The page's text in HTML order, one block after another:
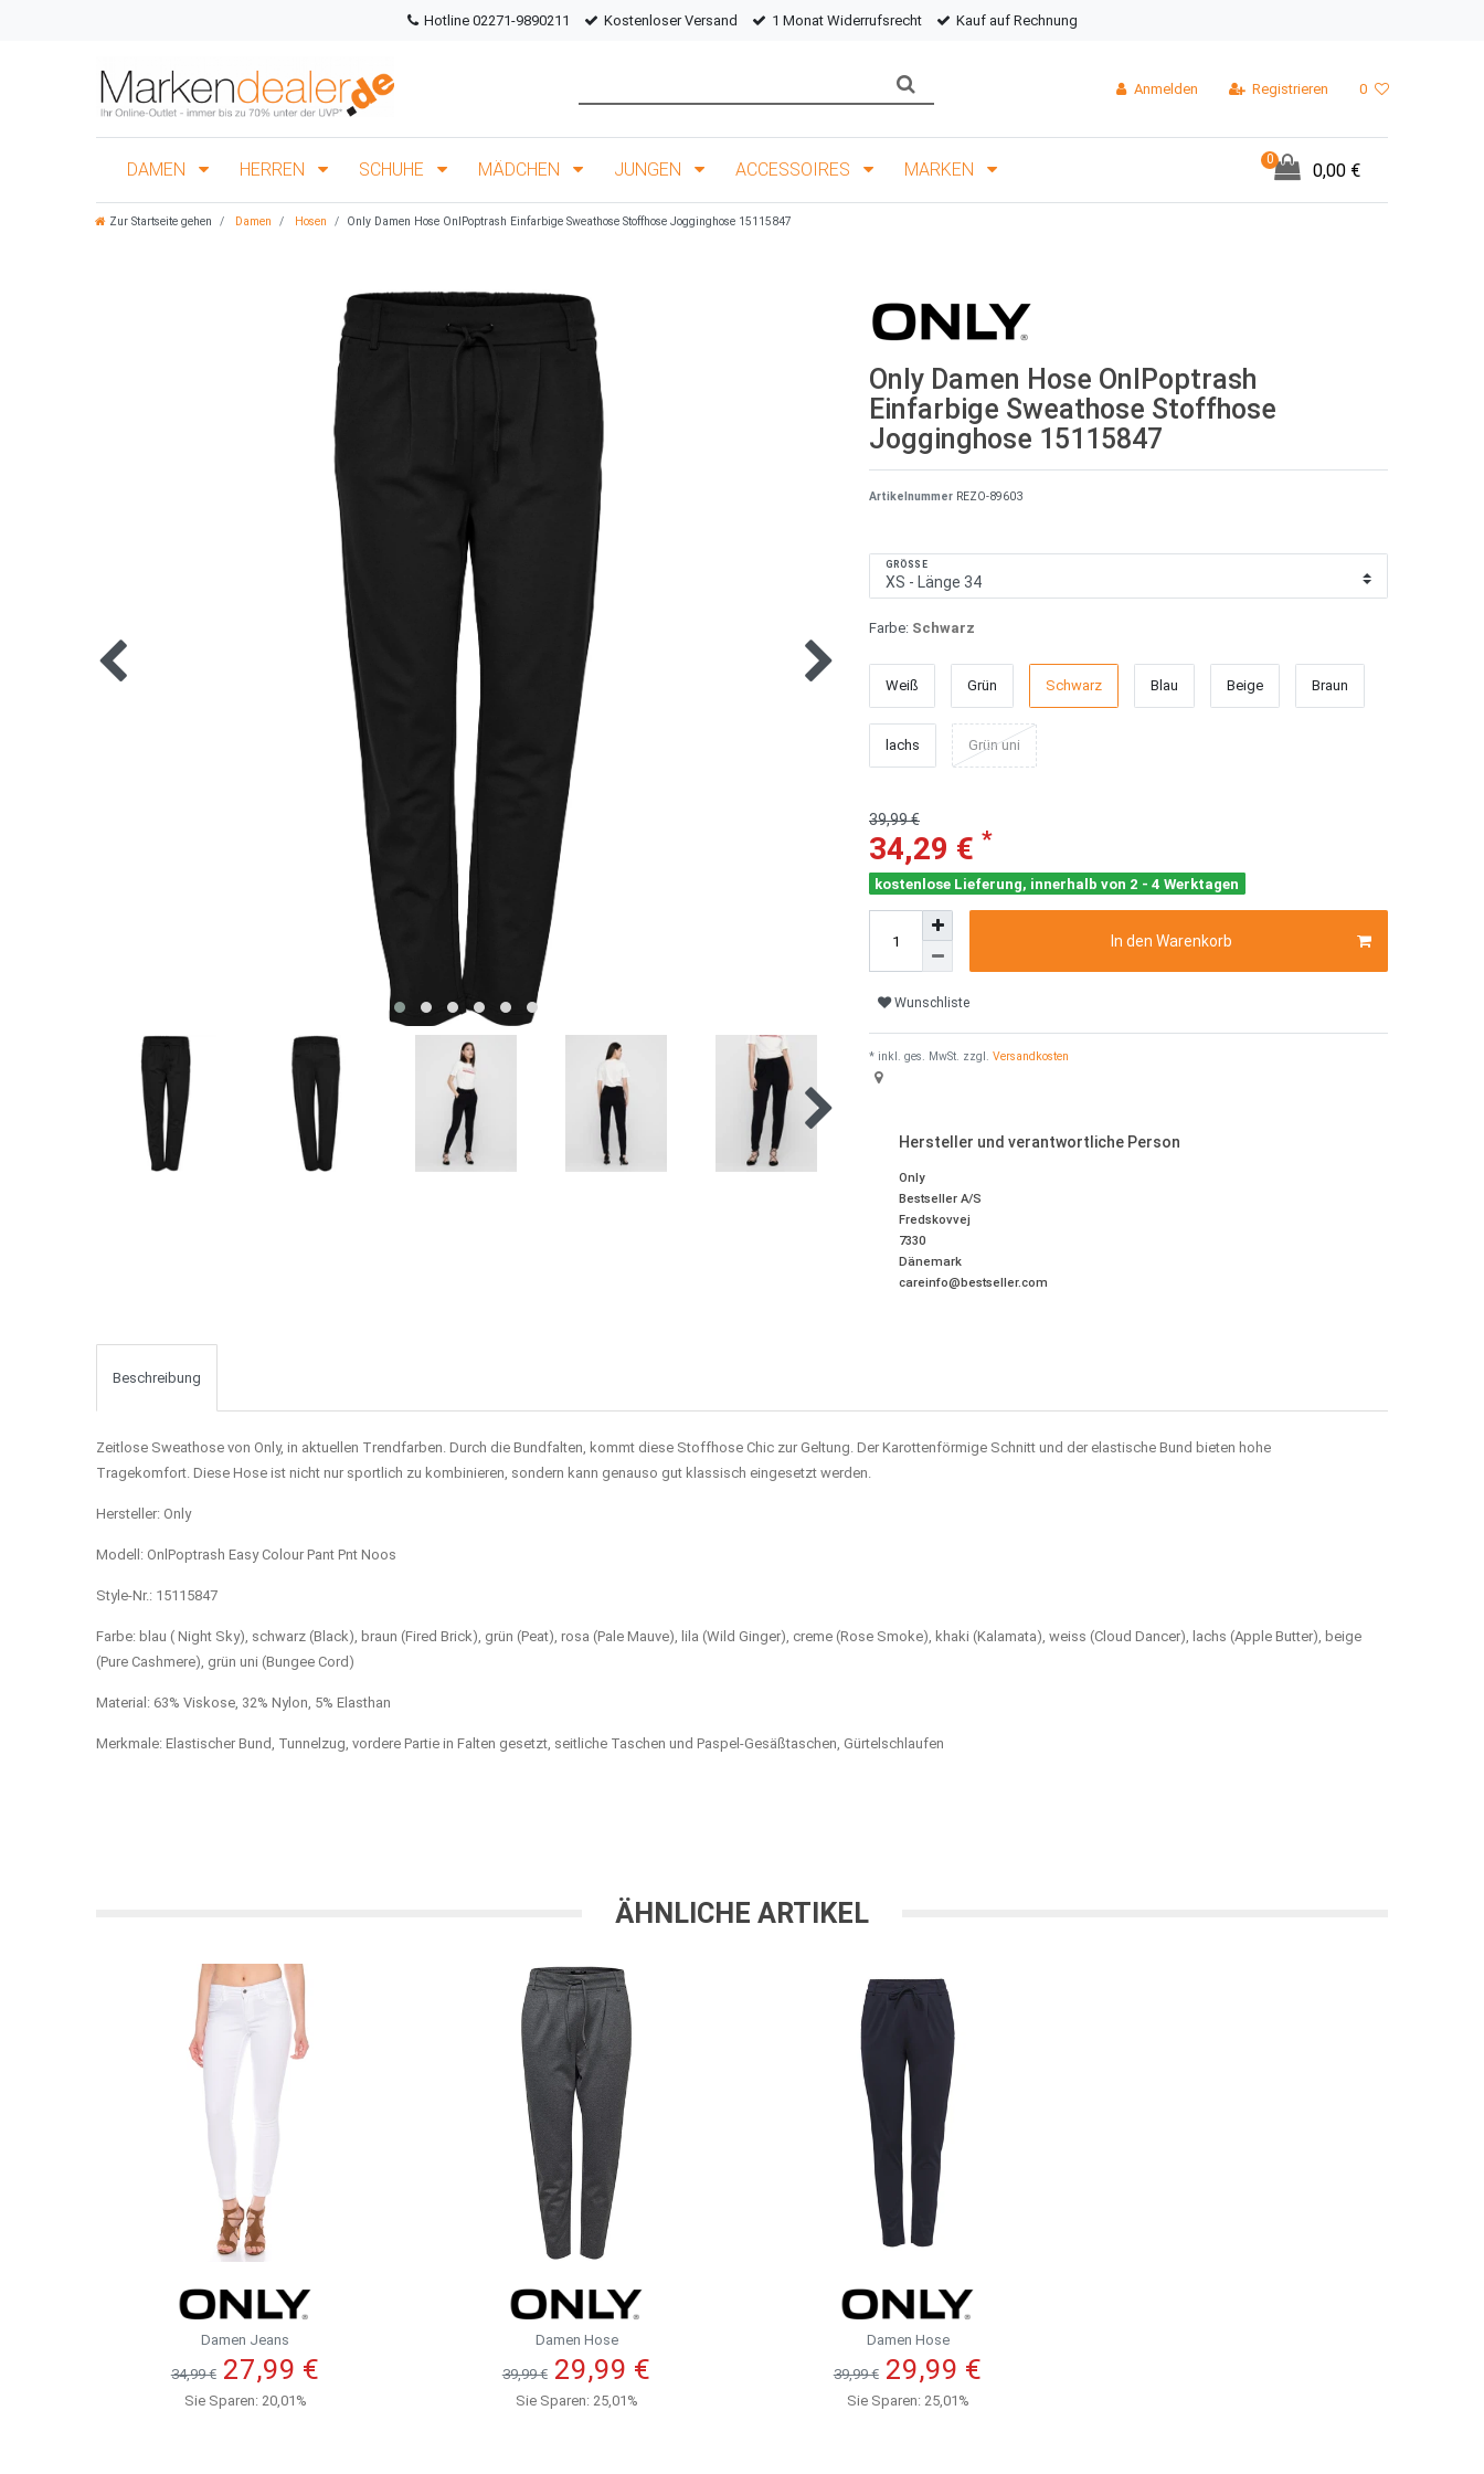
Hotline 02271-9890211 Kostenloser Versand 1 Monat Widerrufsrecht Kauf auf Rechnung
Anmelden Registrieren 0
DAMEN HERREN SCHUHE MÄDCHEN JUNGEN ACCESSOIRES MARKEN
0
0,00 €
Zur Startseite gehen Damen Hosen Only Damen Hose OnlPoptrash Einfarbige Sweathose Stoffhose Jogginghose 15115847
Only Damen Hose OnlPoptrash
Einfarbige Sweathose Stoffhose
Jogginghose 15115847
Artikelnummer REZO-89603
GRÖSSE
Farbe: Schwarz
Weiß Grün Schwarz Blau Beige Braun
lachs Grün uni
39,99 €
34,29 € *
kostenlose Lieferung, innerhalb von 2 - 4 Werktagen
In den Warenkorb
Wunschliste
* inkl. ges. MwSt. zzgl. Versandkosten
Hersteller und verantwortliche Person
Only
Bestseller A/S
Fredskovvej
7330
Dänemark
careinfo@bestseller.com
Beschreibung
Zeitlose Sweathose von Only, in aktuellen Trendfarben. Durch die Bundfalten, kommt diese Stoffhose Chic zur Geltung. Der Karottenförmige Schnitt und der elastische Bund bieten hohe
Tragekomfort. Diese Hose ist nicht nur sportlich zu kombinieren, sondern kann genauso gut klassisch eingesetzt werden.
Hersteller: Only
Modell: OnlPoptrash Easy Colour Pant Pnt Noos
Style-Nr.: 15115847
Farbe: blau ( Night Sky), schwarz (Black), braun (Fired Brick), grün (Peat), rosa (Pale Mauve), lila (Wild Ginger), creme (Rose Smoke), khaki (Kalamata), weiss (Cloud Dancer), lachs (Apple Butter), beige
(Pure Cashmere), grün uni (Bungee Cord)
Material: 63% Viskose, 32% Nylon, 5% Elasthan
Merkmale: Elastischer Bund, Tunnelzug, vordere Partie in Falten gesetzt, seitliche Taschen und Paspel-Gesäßtaschen, Gürtelschlaufen
ÄHNLICHE ARTIKEL
Damen Jeans
34,99 € 27,99 €
Sie Sparen: 20,01%
Damen Hose
39,99 € 29,99 €
Sie Sparen: 25,01%
Damen Hose
39,99 € 29,99 €
Sie Sparen: 25,01%